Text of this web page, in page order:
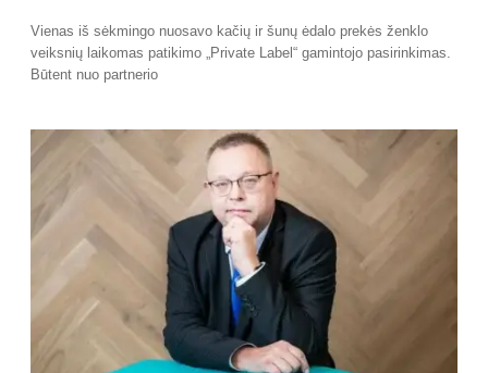
Vienas iš sėkmingo nuosavo kačių ir šunų ėdalo prekės ženklo
veiksnių laikomas patikimo „Private Label“ gamintojo pasirinkimas.
Būtent nuo partnerio